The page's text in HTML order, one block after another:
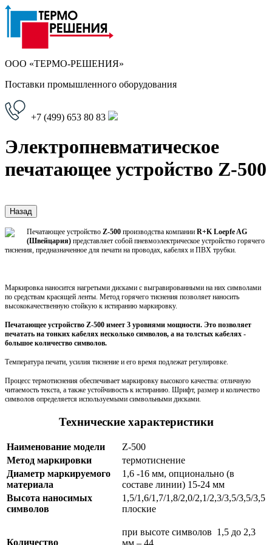
ООО «ТЕРМО-РЕШЕНИЯ»
Поставки промышленного оборудования
+7 (499) 653 80 83
Электропневматическое
печатающее устройство Z-500
Печатающее устройство Z-500 производства компании R+K Loepfe AG
(Швейцария) представляет собой пневмоэлектрическое устройство горячего
тиснения, предназначенное для печати на проводах, кабелях и ПВХ трубки.
Маркировка наносится нагретыми дисками с выгравированными на них символами
по средствам красящей ленты. Метод горячего тиснения позволяет наносить
высококачественную стойкую к истиранию маркировку.
Печатающее устройство Z-500 имеет 3 уровнями мощности. Это позволяет
печатать на тонких кабелях несколько символов, а на толстых кабелях -
большое количество символов.
Температура печати, усилия тиснение и его время подлежат регулировке.
Процесс термотиснения обеспечивает маркировку высокого качества: отличную
читаемость текста, а также устойчивость к истиранию. Шрифт, размер и количество
символов определяется используемыми символьными дисками.
Технические характеристики
Наименование модели
Z-500
Метод маркировки
термотиснение
Диаметр маркируемого
материала
1,6 -16 мм, опционально (в
составе линии) 15-24 мм
Высота наносимых
символов
1,5/1,6/1,7/1,8/2,0/2,1/2,3/3,5/3,5/3,5
плоские
Количество
при высоте символов 1,5 до 2,3